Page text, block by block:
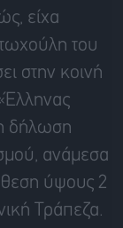
είχα
του
στην κοινή
δήλωση
ανάμεσα
ύψους 2
Τράπεζα.